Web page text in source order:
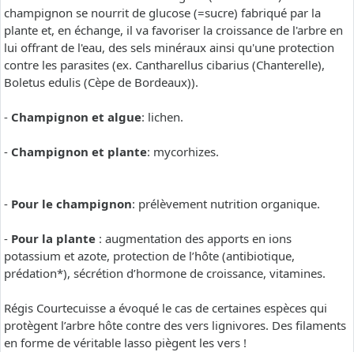
champignon se nourrit de glucose (=sucre) fabriqué par la
plante et, en échange, il va favoriser la croissance de l'arbre en
lui offrant de l'eau, des sels minéraux ainsi qu'une protection
contre les parasites (ex. Cantharellus cibarius (Chanterelle),
Boletus edulis (Cèpe de Bordeaux)).
- Champignon et algue: lichen.
- Champignon et plante: mycorhizes.
- Pour le champignon: prélèvement nutrition organique.
- Pour la plante : augmentation des apports en ions
potassium et azote, protection de l’hôte (antibiotique,
prédation*), sécrétion d’hormone de croissance, vitamines.
Régis Courtecuisse a évoqué le cas de certaines espèces qui
protègent l’arbre hôte contre des vers lignivores. Des filaments
en forme de véritable lasso piègent les vers !